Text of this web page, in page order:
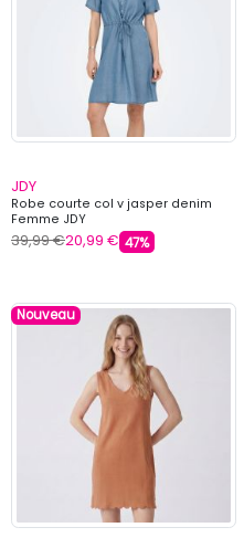
JDY
Robe courte col v jasper denim
Femme JDY
39,99 €20,99 € 47%
Nouveau